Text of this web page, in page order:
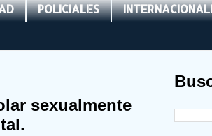
POLICIALES
sexualmente